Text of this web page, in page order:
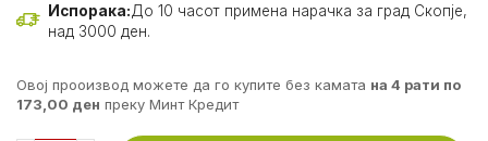
Испорака:До 10 часот примена нарачка за град Скопје,
над 3000 ден.
Овој прооизвод можете да го купите без камата на 4 рати по
173,00 ден преку Минт Кредит